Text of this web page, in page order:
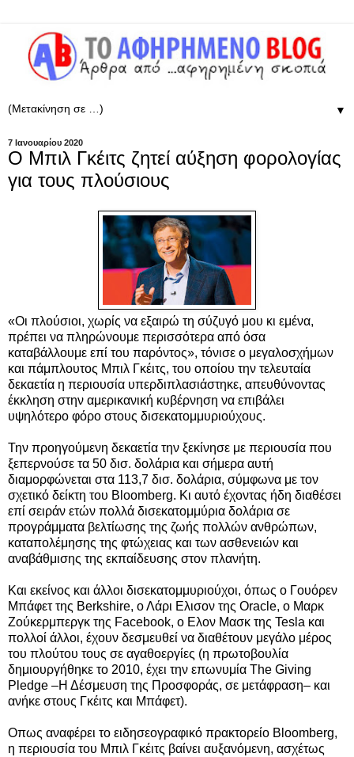
▼
7 Ιανουαρίου 2020
Ο Μπιλ Γκέιτς ζητεί αύξηση φορολογίας
για τους πλούσιους
«Οι πλούσιοι, χωρίς να εξαιρώ τη σύζυγό μου κι εμένα,
πρέπει να πληρώνουμε περισσότερα από όσα
καταβάλλουμε επί του παρόντος», τόνισε ο μεγαλοσχήμων
και πάμπλουτος Μπιλ Γκέιτς, του οποίου την τελευταία
δεκαετία η περιουσία υπερδιπλασιάστηκε, απευθύνοντας
έκκληση στην αμερικανική κυβέρνηση να επιβάλει
υψηλότερο φόρο στους δισεκατομμυριούχους.
Την προηγούμενη δεκαετία την ξεκίνησε με περιουσία που
ξεπερνούσε τα 50 δισ. δολάρια και σήμερα αυτή
διαμορφώνεται στα 113,7 δισ. δολάρια, σύμφωνα με τον
σχετικό δείκτη του Bloomberg. Κι αυτό έχοντας ήδη διαθέσει
επί σειράν ετών πολλά δισεκατομμύρια δολάρια σε
προγράμματα βελτίωσης της ζωής πολλών ανθρώπων,
καταπολέμησης της φτώχειας και των ασθενειών και
αναβάθμισης της εκπαίδευσης στον πλανήτη.
Και εκείνος και άλλοι δισεκατομμυριούχοι, όπως ο Γουόρεν
Μπάφετ της Berkshire, ο Λάρι Ελισον της Oracle, ο Μαρκ
Ζούκερμπεργκ της Facebook, ο Ελον Μασκ της Tesla και
πολλοί άλλοι, έχουν δεσμευθεί να διαθέτουν μεγάλο μέρος
του πλούτου τους σε αγαθοεργίες (η πρωτοβουλία
δημιουργήθηκε το 2010, έχει την επωνυμία The Giving
Pledge –Η Δέσμευση της Προσφοράς, σε μετάφραση– και
ανήκε στους Γκέιτς και Μπάφετ).
Οπως αναφέρει το ειδησεογραφικό πρακτορείο Bloomberg,
η περιουσία του Μπιλ Γκέιτς βαίνει αυξανόμενη, ασχέτως